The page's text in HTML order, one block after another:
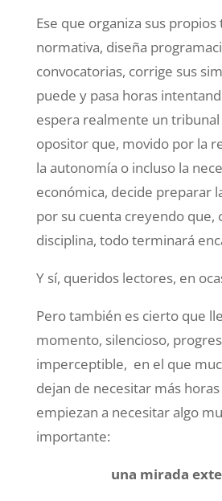
Ese que organiza sus propios
normativa, diseña
convocatorias, corrige sus
puede y pasa horas
espera realmente un tribunal
opositor que, movido por la
la autonomía o incluso la
económica, decide preparar
por su cuenta creyendo que,
disciplina, todo terminará
Y sí, queridos lectores, en
Pero también es cierto que
momento, silencioso,
imperceptible, en el que
dejan de necesitar más
empiezan a necesitar algo
importante:
una mirada